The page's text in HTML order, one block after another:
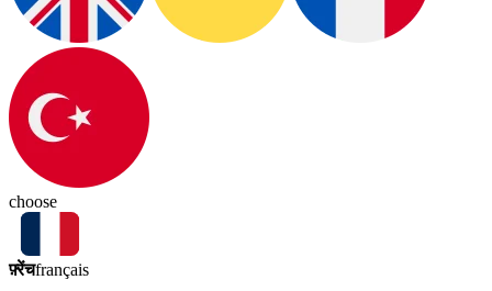
choose
फ़्रेंचfrançais